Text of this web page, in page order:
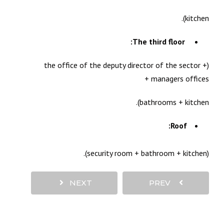
kitchen).
(the office of the deputy director of the sector +
managers offices +
bathrooms + kitchen).
(security room + bathroom + kitchen).
PREV
NEXT